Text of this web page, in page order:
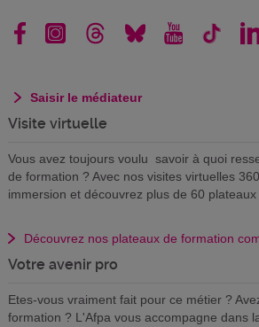
Saisir le médiateur
Visite virtuelle
Vous avez toujours voulu savoir à quoi
de formation ? Avec nos visites virtuelles
immersion et découvrez plus de 60 plateaux
Découvrez nos plateaux de formation
Votre avenir pro
Etes-vous vraiment fait pour ce métier ?
formation ? L'Afpa vous accompagne dans